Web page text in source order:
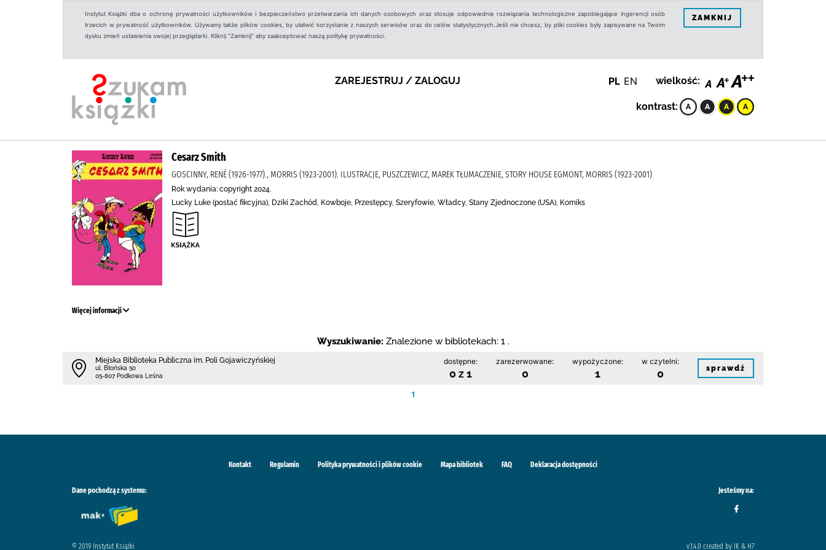
Instytut Książki dba o ochronę prywatności użytkowników i bezpieczeństwo przetwarzania ich danych osobowych oraz stosuje odpowiednie rozwiązania technologiczne zapobiegające ingerencji osób
trzecich w prywatność użytkowników. Używamy także plików cookies, by ułatwić korzystanie z naszych serwisów oraz do celów statystycznych.Jeśli nie chcesz, by pliki cookies były zapisywane na Twoim
dysku zmień ustawienia swojej przeglądarki. Kliknij "Zamknij" aby zaakceptować naszą politykę prywatności.
ZAMKNIJ
ZAREJESTRUJ / ZALOGUJ PL EN wielkość:
kontrast:
Cesarz Smith
GOSCINNY, RENÉ (1926-1977)., MORRIS (1923-2001). ILUSTRACJE, PUSZCZEWICZ, MAREK TŁUMACZENIE, STORY HOUSE EGMONT, MORRIS (1923-2001)
Rok wydania: copyright 2024.
Lucky Luke (postać fikcyjna), Dziki Zachód, Kowboje, Przestępcy, Szeryfowie, Władcy, Stany Zjednoczone (USA), Komiks
Więcej informacji
Wyszukiwanie: Znalezione w bibliotekach: 1 .
Miejska Biblioteka Publiczna im. Poli Gojawiczyńskiej
ul. Błońska 50
05-807 Podkowa Leśna
dostępne:
0 z 1
zarezerwowane:
0
wypożyczone:
1
w czytelni:
0 sprawdź
1
Kontakt Regulamin Polityka prywatności i plików cookie Mapa bibliotek FAQ Deklaracja dostępności
Dane pochodzą z systemu: Jesteśmy na:
© 2019 Instytut Książki v.1.4.0 created by IK & H7